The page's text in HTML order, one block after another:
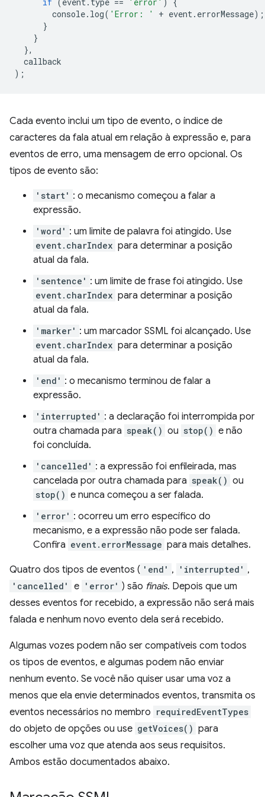
console. log( 'Error: ' + event. errorMessage);
}
}
},
callback
);
Cada evento inclui um tipo de evento, o índice de
caracteres da fala atual em relação à expressão e, para
eventos de erro, uma mensagem de erro opcional. Os
tipos de evento são:
'start' : o mecanismo começou a falar a
expressão.
'word' : um limite de palavra foi atingido. Use
event.charIndex para determinar a posição
atual da fala.
'sentence' : um limite de frase foi atingido. Use
event.charIndex para determinar a posição
atual da fala.
'marker' : um marcador SSML foi alcançado. Use
event.charIndex para determinar a posição
atual da fala.
'end' : o mecanismo terminou de falar a
expressão.
'interrupted' : a declaração foi interrompida por
outra chamada para speak() ou stop() e não
foi concluída.
'cancelled' : a expressão foi enfileirada, mas
cancelada por outra chamada para speak() ou
stop() e nunca começou a ser falada.
'error' : ocorreu um erro específico do
mecanismo, e a expressão não pode ser falada.
Confira event.errorMessage para mais detalhes.
Quatro dos tipos de eventos ( 'end' , 'interrupted' ,
'cancelled' e 'error' ) são finais. Depois que um
desses eventos for recebido, a expressão não será mais
falada e nenhum novo evento dela será recebido.
Algumas vozes podem não ser compatíveis com todos
os tipos de eventos, e algumas podem não enviar
nenhum evento. Se você não quiser usar uma voz a
menos que ela envie determinados eventos, transmita os
eventos necessários no membro requiredEventTypes
do objeto de opções ou use getVoices() para
escolher uma voz que atenda aos seus requisitos.
Ambos estão documentados abaixo.